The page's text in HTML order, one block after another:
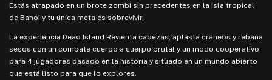
Estás atrapado en un brote zombi sin precedentes en la isla tropical
de Banoi y tu única meta es sobrevivir.
La experiencia Dead Island Revienta cabezas, aplasta cráneos y rebana
sesos con un combate cuerpo a cuerpo brutal y un modo cooperativo
para 4 jugadores basado en la historia y situado en un mundo abierto
que está listo para que lo explores.